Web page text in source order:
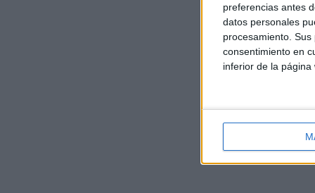
preferencias antes
datos personales
procesamiento.
consentimiento en
inferior de la página